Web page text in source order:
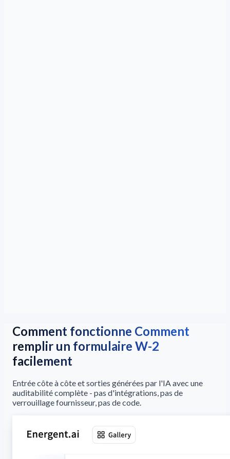
Comment fonctionne Comment
remplir un formulaire W-2
facilement
Entrée côte à côte et sorties générées par l'IA avec une
auditabilité complète - pas d'intégrations, pas de
verrouillage fournisseur, pas de code.